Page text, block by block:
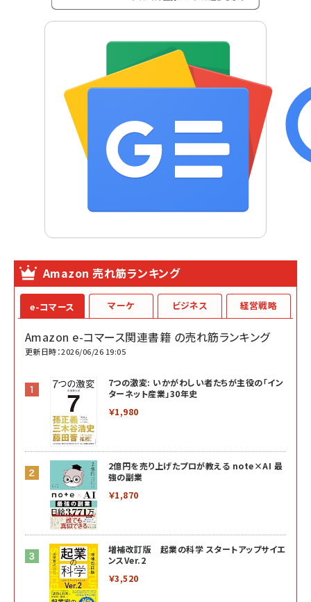
Amazon 売れ筋ランキング
e-コマース
Amazon e-コマース関連書籍 の売れ筋ランキング
更新日時：2026/06/26 19:05
7つの激変: いかがわしい者たちが主役の「イン
ターネット産業」30年史
￥1,980
2億円を売り上げたプロが教える note×AI 最
強の副業
￥1,870
増補改訂版 起業の科学 スタートアップサイエ
ンスVer.2
￥3,520
マーケ ビジネス 経営戦略